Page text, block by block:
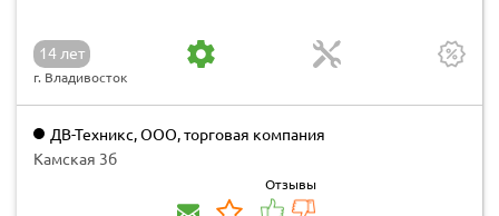
14 лет
г. Владивосток
ДВ-Техникс, ООО, торговая компания
Камская 3б
Отзывы